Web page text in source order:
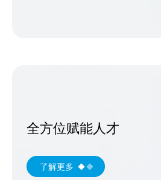
全方位赋能人才
了解更多